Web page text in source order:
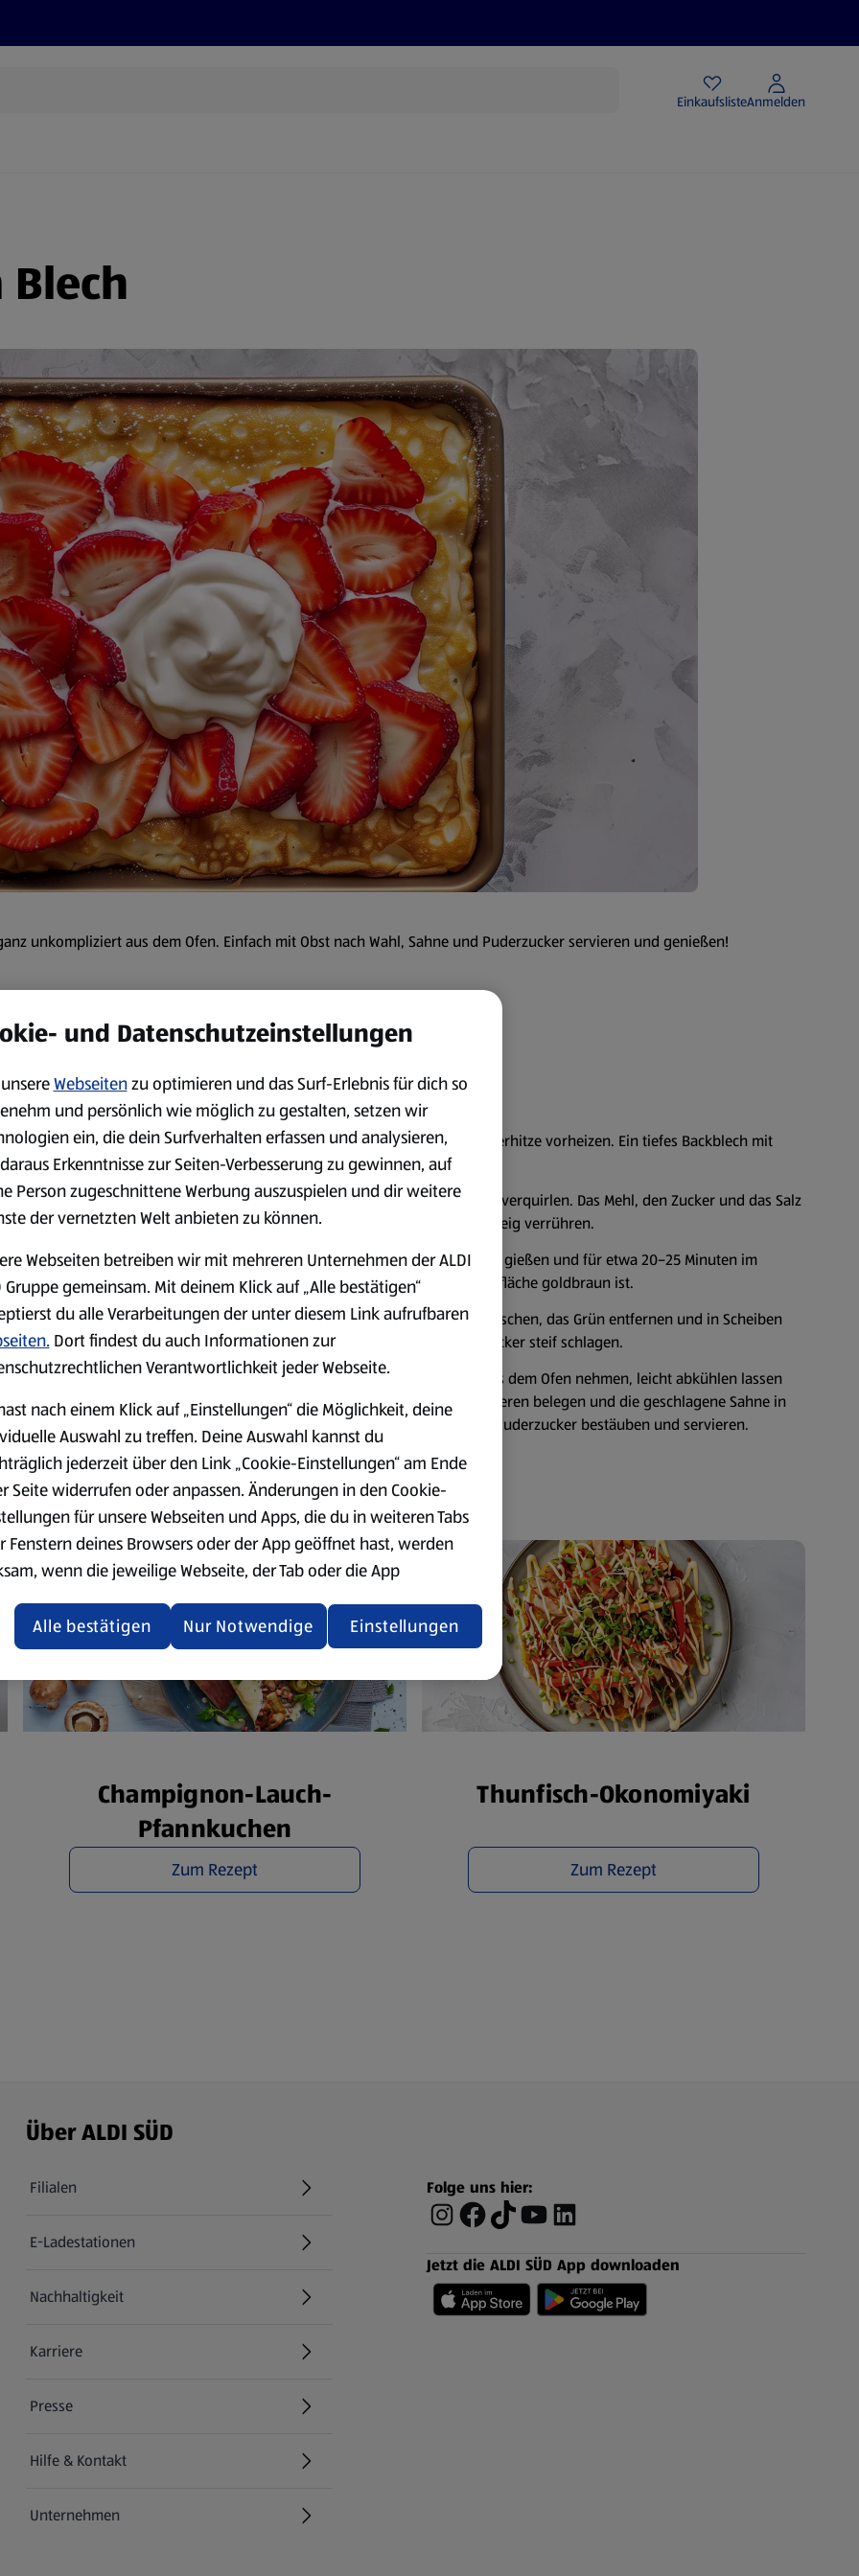
EinkaufslisteAnmelden
unkompliziert aus dem Ofen. Einfach mit Obst nach Wahl, Sahne und Puderzucker servieren und genießen!
40 min
Zubereitung
Den Backofen auf 180 °C Ober- und Unterhitze vorheizen. Ein tiefes Backblech mit
Butter einfetten.
Milch und Eier in einer großen Schüssel verquirlen. Das Mehl, den Zucker und das Salz
dazugeben und alles zu einem glatten Teig verrühren.
Den Teig gleichmäßig auf das Backblech gießen und für etwa 20–25 Minuten im
vorgeheizten Ofen backen, bis die Oberfläche goldbraun ist.
Während der Backzeit die Erdbeeren waschen, das Grün entfernen und in Scheiben
schneiden. Die Sahne mit 40 g Puderzucker steif schlagen.
Den fertig gebackenen Pfannkuchen aus dem Ofen nehmen, leicht abkühlen lassen
und in Stücke schneiden. Mit den Erdbeeren belegen und die geschlagene Sahne in
der Mitte verteilen. Optional mit etwas Puderzucker bestäuben und servieren.
Champignon-Lauch-
Pfannkuchen
Zum Rezept
Thunfisch-Okonomiyaki
Zum Rezept
Über ALDI SÜD
Filialen
E-Ladestationen
Nachhaltigkeit
Karriere
Presse
Hilfe & Kontakt
(öffnet in einem neuen Tab)
Unternehmen
Folge uns hier:
Jetzt die ALDI SÜD App downloaden
und Datenschutzeinstellungen
Webseitenzu optimieren und das Surf-Erlebnis für dich so
und persönlich wie möglich zu gestalten, setzen wir
ein, die dein Surfverhalten erfassen und analysieren,
Erkenntnisse zur Seiten-Verbesserung zu gewinnen, auf
Person zugeschnittene Werbung auszuspielen und dir weitere
der vernetzten Welt anbieten zu können.
Webseiten betreiben wir mit mehreren Unternehmen der ALDI
Gruppe gemeinsam. Mit deinem Klick auf „Alle bestätigen“
du alle Verarbeitungen der unter diesem Link aufrufbaren
Dort findest du auch Informationen zur
Verantwortlichkeit jeder Webseite.
nach einem Klick auf „Einstellungen“ die Möglichkeit, deine
Auswahl zu treffen. Deine Auswahl kannst du
jederzeit über den Link „Cookie-Einstellungen“ am Ende
Seite widerrufen oder anpassen. Änderungen in den Cookie-
für unsere Webseiten und Apps, die du in weiteren Tabs
Fenstern deines Browsers oder der App geöffnet hast, werden
wenn die jeweilige Webseite, der Tab oder die App
oder geschlossen und anschließend wieder geöffnet
zur Verfügung.
der Webseitenbetreiber und Datenschutzerklärungen
Einstellungen
Nur Notwendige
Alle bestätigen